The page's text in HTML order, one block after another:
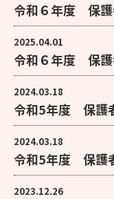
令和６年度 保
2025.04.01
令和６年度 保
2024.03.18
令和5年度 保
2024.03.18
令和5年度 保
2023.12.26